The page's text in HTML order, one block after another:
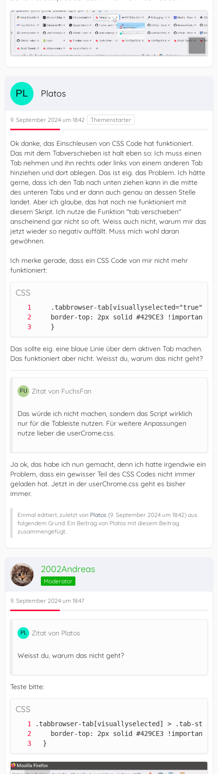
Platos
9. September 2024 um 18:42
Ok danke, das Einschleusen von CSS Code hat funktioniert.
Das mit dem Tabverschieben ist halt eben so: Ich muss einen
Tab nehmen und ihn rechts oder links von einem anderen Tab
hinziehen und dort ablegen. Das ist eig. das Problem. Ich hätte
gerne, dass ich den Tab nach unten ziehen kann in die mitte
des unteren Tabs und er dann auch genau an dessen Stelle
landet. Aber ich glaube, das hat noch nie funktioniert mit
diesem Skript. Ich nutze die Funktion "tab verschieben"
anscheinend gar nicht so oft. Weiss auch nicht, warum mir das
jetzt wieder so negativ auffällt. Muss mich wohl daran
gewöhnen.
Ich merke gerade, dass ein CSS Code von mir nicht mehr
funktioniert:
CSS
    }
Das sollte eig. eine blaue Linie über dem aktiven Tab machen.
Das funktioniert aber nicht. Weisst du, warum das nicht geht?
Zitat von FuchsFan
Das würde ich nicht machen, sondern das Script wirklich
nur für die Tableiste nutzen. Für weitere Anpassungen
nutze lieber die userCrome.css.
Ja ok, das habe ich nun gemacht, denn ich hatte irgendwie ein
Problem, dass ein gewisser Teil des CSS Codes nicht immer
geladen hat. Jetzt in der userChrome.css geht es bisher
immer.
Einmal editiert, zuletzt von Platos (9. September 2024 um 18:42) aus
folgendem Grund: Ein Beitrag von Platos mit diesem Beitrag
zusammengefügt.
2002Andreas
Moderator
9. September 2024 um 18:47
Zitat von Platos
Weisst du, warum das nicht geht?
Teste bitte:
CSS
  }